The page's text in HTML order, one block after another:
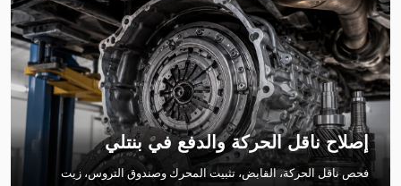
إصلاح ناقل الحركة والدفع في بنتلي
فحص ناقل الحركة، القابض، تثبيت المحرك وصندوق التروس، زيت